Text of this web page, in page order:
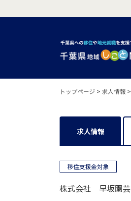
トップページ > 求人情報 >
求人情報
移住支援金対象
株式会社 早坂園芸